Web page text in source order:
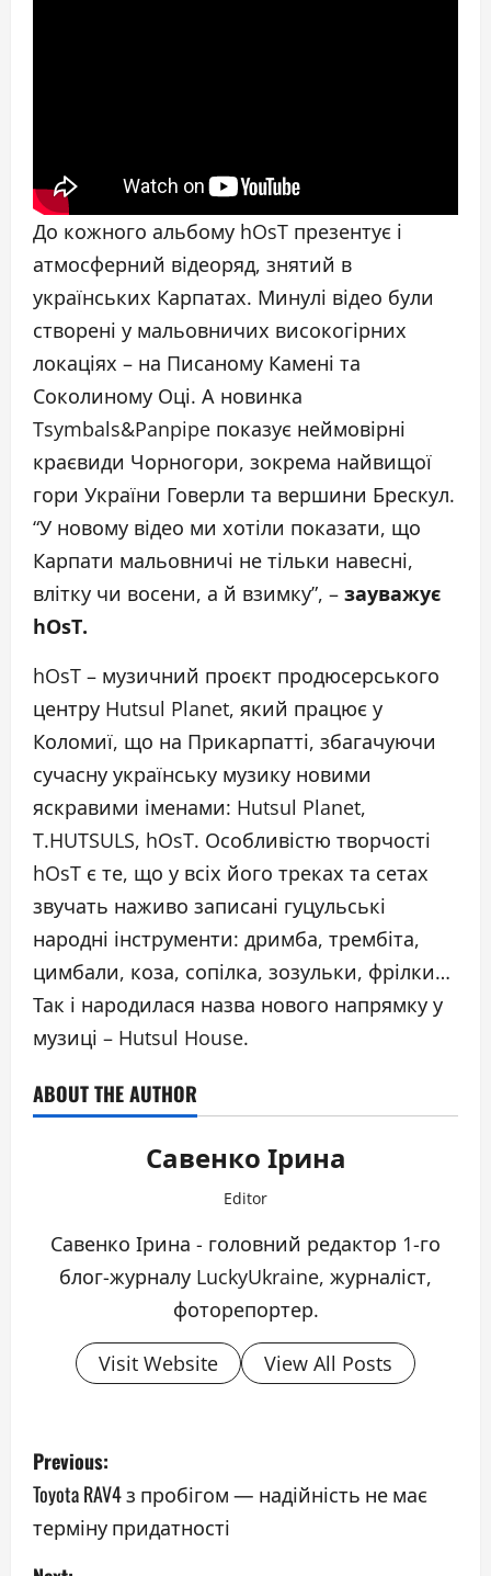
До кожного альбому hOsT презентує і
атмосферний відеоряд, знятий в
українських Карпатах. Минулі відео були
створені у мальовничих високогірних
локаціях – на Писаному Камені та
Соколиному Оці. А новинка
Tsymbals&Panpipe показує неймовірні
краєвиди Чорногори, зокрема найвищої
гори України Говерли та вершини Брескул.
“У новому відео ми хотіли показати, що
Карпати мальовничі не тільки навесні,
влітку чи восени, а й взимку”, – зауважує
hOsT.
hOsT – музичний проєкт продюсерського
центру Hutsul Planet, який працює у
Коломиї, що на Прикарпатті, збагачуючи
сучасну українську музику новими
яскравими іменами: Hutsul Planet,
T.HUTSULS, hOsT. Особливістю творчості
hOsT є те, що у всіх його треках та сетах
звучать наживо записані гуцульські
народні інструменти: дримба, трембіта,
цимбали, коза, сопілка, зозульки, фрілки…
Так і народилася назва нового напрямку у
музиці – Hutsul House.
ABOUT THE AUTHOR
Савенко Ірина
Editor
Савенко Ірина - головний редактор 1-го
блог-журналу LuckyUkraine, журналіст,
фоторепортер.
Visit Website View All Posts
P
o
s
Previous:
Toyota RAV4 з пробігом — надійність не має
терміну придатності